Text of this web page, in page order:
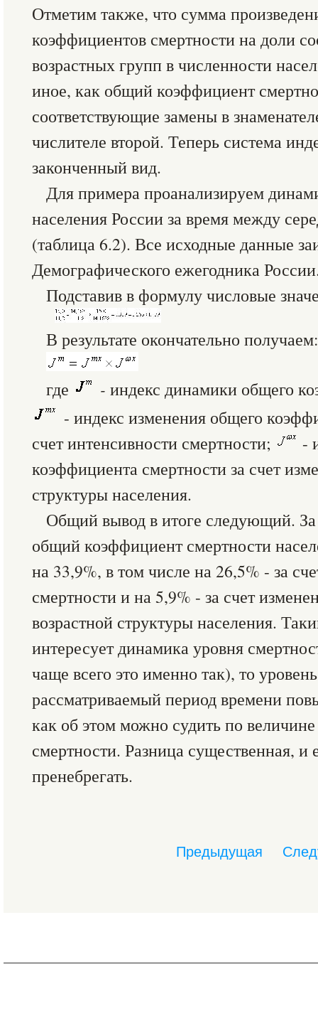
Отметим также, что сумма
коэффициентов смертности на доли
возрастных групп в численности
иное, как общий коэффициент
соответствующие замены в
числителе второй. Теперь система
законченный вид.
Для примера проанализируем
населения России за время между
(таблица 6.2). Все исходные данные
Демографического ежегодника
Подставив в формулу числовые
В результате окончательно получаем:
где - индекс динамики общего
- индекс изменения общего
счет интенсивности смертности;
-
коэффициента смертности за счет
структуры населения.
Общий вывод в итоге следующий. За
общий коэффициент смертности
на 33,9%, в том числе на 26,5% - за
смертности и на 5,9% - за счет
возрастной структуры населения.
интересует динамика уровня
чаще всего это именно так), то
рассматриваемый период времени
как об этом можно судить по
смертности. Разница существенная, и
пренебрегать.
Предыдущая